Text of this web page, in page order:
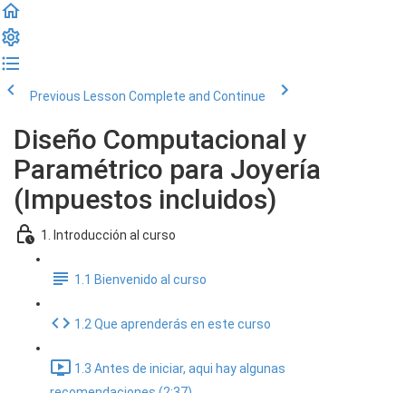
Previous Lesson Complete and Continue
Diseño Computacional y
Paramétrico para Joyería
(Impuestos incluidos)
1. Introducción al curso
1.1 Bienvenido al curso
1.2 Que aprenderás en este curso
1.3 Antes de iniciar, aqui hay algunas